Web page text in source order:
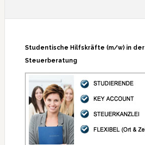
Studentische Hilfskräfte (m/w) in der
Steuerberatung